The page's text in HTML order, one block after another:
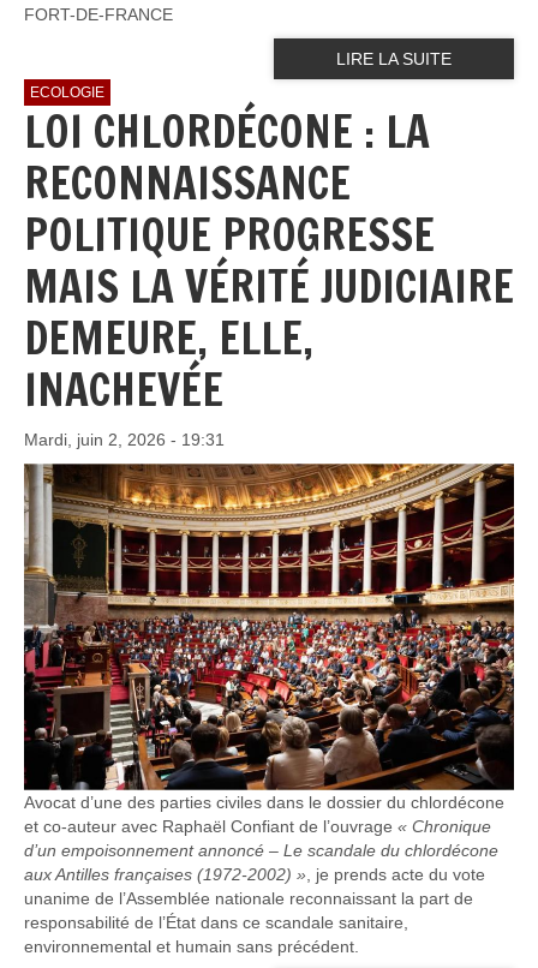
FORT-DE-FRANCE
LIRE LA SUITE
ECOLOGIE
LOI CHLORDÉCONE : LA
RECONNAISSANCE
POLITIQUE PROGRESSE
MAIS LA VÉRITÉ JUDICIAIRE
DEMEURE, ELLE,
INACHEVÉE
Mardi, juin 2, 2026 - 19:31
Avocat d’une des parties civiles dans le dossier du chlordécone
et co-auteur avec Raphaël Confiant de l’ouvrage « Chronique
d’un empoisonnement annoncé – Le scandale du chlordécone
aux Antilles françaises (1972-2002) » , je prends acte du vote
unanime de l’Assemblée nationale reconnaissant la part de
responsabilité de l’État dans ce scandale sanitaire,
environnemental et humain sans précédent.